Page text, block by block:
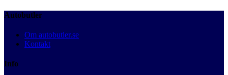
Autobutler
Om autobutler.se
Kontakt
Info